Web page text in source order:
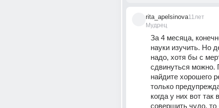
rita_apelsinova
Мудрец
11лет
За 4 месяца,
науки изучить. Но
надо, хотя бы с
сдвинуться можно.
найдите хорошего
только
когда у них вот так
совершить чудо,